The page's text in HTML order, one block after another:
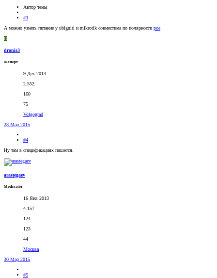
Автор темы
#3
А можно узнать питание у ubiguiti и mikrotik совместима по полярности poe
D
dronis3
эксперт
9 Дек 2013
2.552
160
75
Volgograd
28 Мар 2015
#4
Ну там в спецификациях пишется.
arastegaev
Moderator
16 Янв 2013
4.157
124
123
44
Москва
30 Мар 2015
#5